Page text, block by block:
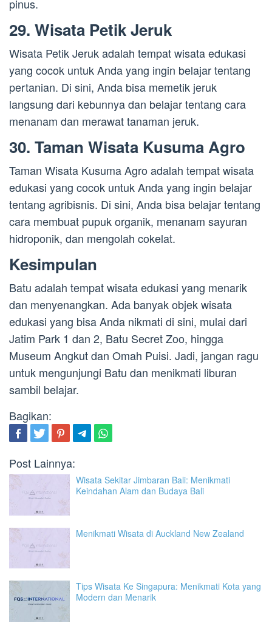
pinus.
29. Wisata Petik Jeruk
Wisata Petik Jeruk adalah tempat wisata edukasi
yang cocok untuk Anda yang ingin belajar tentang
pertanian. Di sini, Anda bisa memetik jeruk
langsung dari kebunnya dan belajar tentang cara
menanam dan merawat tanaman jeruk.
30. Taman Wisata Kusuma Agro
Taman Wisata Kusuma Agro adalah tempat wisata
edukasi yang cocok untuk Anda yang ingin belajar
tentang agribisnis. Di sini, Anda bisa belajar tentang
cara membuat pupuk organik, menanam sayuran
hidroponik, dan mengolah cokelat.
Kesimpulan
Batu adalah tempat wisata edukasi yang menarik
dan menyenangkan. Ada banyak objek wisata
edukasi yang bisa Anda nikmati di sini, mulai dari
Jatim Park 1 dan 2, Batu Secret Zoo, hingga
Museum Angkut dan Omah Puisi. Jadi, jangan ragu
untuk mengunjungi Batu dan menikmati liburan
sambil belajar.
Bagikan:
Post Lainnya:
Wisata Sekitar Jimbaran Bali: Menikmati
Keindahan Alam dan Budaya Bali
Menikmati Wisata di Auckland New Zealand
Tips Wisata Ke Singapura: Menikmati Kota yang
Modern dan Menarik